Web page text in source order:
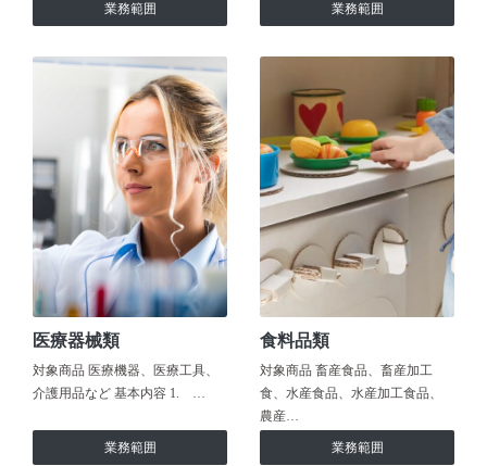
業務範囲 業務範囲
医療器械類
対象商品 医療機器、医療工具、
介護用品など 基本内容 1. …
業務範囲
食料品類
対象商品 畜産食品、畜産加工
食、水産食品、水産加工食品、
農産…
業務範囲